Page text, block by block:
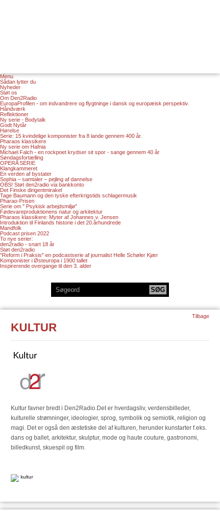
Menu
Sådan lytter du
Nyheder
Støt os
Om Den2Radio
EuropaProfilen - om indvandrere og flygtninge i dansk og europæisk perspektiv.
Håndværk
Reflektioner
Ny serie - Bodytalk
Godt Nytår
Hørelse
Serie: 15 kvindelige komponister fra 8 lande gennem 400 år.
Pharaos klassikere
Ny serie om Hafnia
Michael Falch - en rockpoet krydser sit spor - sange gennem 40 år
Søndagsfortælling
OPERA SERIE
Klangkammeret
En verden af bystater
Sophia – samtaler – pejling af dannelse
OBS! Støt den2radio via bankkonto
Det Finske dirigentmirakel
Tage Baumann og den tyske efterkrigstids schlagermusik
Pharao-Prisen
Serie om " Psykisk arbejdsmiljø"
Fødevareproduktionens natur og arkitektur
Pharaos klassikere: Myter af Johannes v. Jensen
Introduktion til Finlands historie i det 20.århundrede
Mandfolk
Podcast prisen 2022
To nye serier:
den2radio - snart 18 år
Støt den2radio
"Reform i Praksis" en podcastserie af journalist Helle Schøler Kjær
Komponister i Østeuropa i 1900 tallet
Inspirerende overgange til den 3. alder
KULTUR
Kultur favner bredt i Den2Radio.Det er hverdagsliv, verdensbilleder,
kulturelle strømninger, ideologier, sprog, symbolik og semiotik, religion og
magi. Det er også den æstetiske del af kulturen, herunder kunstarter f.eks.
dans og ballet, arkitektur, skulptur, mode og haute couture, gastronomi,
billedkunst, skuespil og film.
kultur
Tilbage